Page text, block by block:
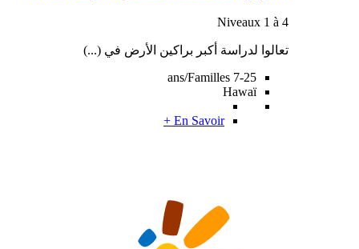
Niveaux 1 à 4
تعالوا لدراسة أكبر براكين الأرض في (...)
7-25 ans/Familles
Hawaï
En Savoir +